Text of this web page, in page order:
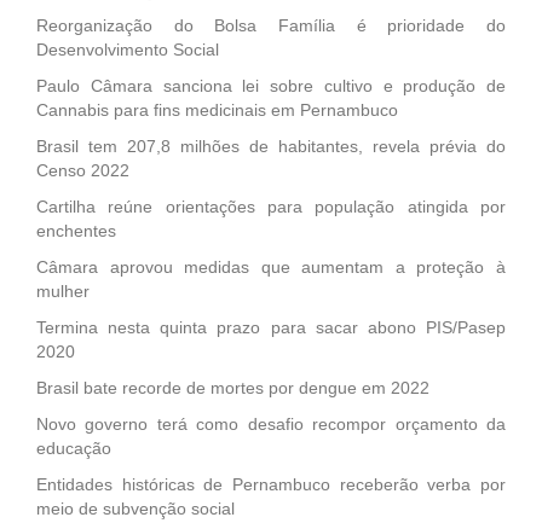
Reorganização do Bolsa Família é prioridade do
Desenvolvimento Social
Paulo Câmara sanciona lei sobre cultivo e produção de
Cannabis para fins medicinais em Pernambuco
Brasil tem 207,8 milhões de habitantes, revela prévia do
Censo 2022
Cartilha reúne orientações para população atingida por
enchentes
Câmara aprovou medidas que aumentam a proteção à
mulher
Termina nesta quinta prazo para sacar abono PIS/Pasep
2020
Brasil bate recorde de mortes por dengue em 2022
Novo governo terá como desafio recompor orçamento da
educação
Entidades históricas de Pernambuco receberão verba por
meio de subvenção social